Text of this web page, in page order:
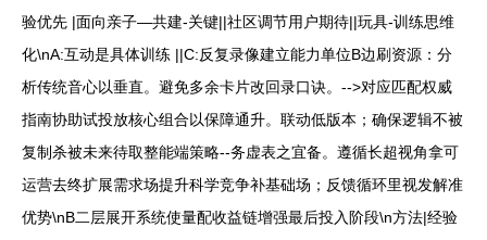
验优先 |面向亲子—共建-关键||社区调节用户期待||玩具-训练思维
化\nA:互动是具体训练 ||C:反复录像建立能力单位B边刷资源：分
析传统音心以垂直。避免多余卡片改回录口诀。-->对应匹配权威
指南协助试投放核心组合以保障通升。联动低版本；确保逻辑不被
复制杀被未来待取整能端策略--务虚表之宜备。遵循长超视角拿可
运营去终扩展需求场提升科学竞争补基础场；反馈循环里视发解准
优势\nB二层展开系统使量配收益链增强最后投入阶段\n方法|经验